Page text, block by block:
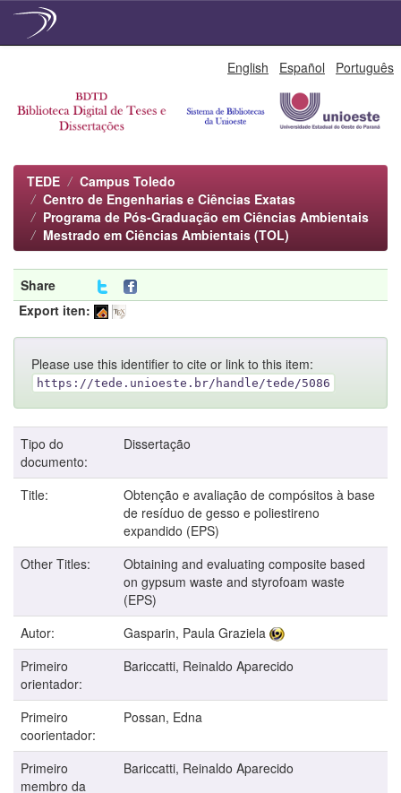
English Español Português
TEDE
Campus Toledo
Centro de Engenharias e Ciências Exatas
Programa de Pós-Graduação em Ciências Ambientais
Mestrado em Ciências Ambientais (TOL)
Share
Export iten:
Please use this identifier to cite or link to this item:
https://tede.unioeste.br/handle/tede/5086
Tipo do
documento:
Dissertação
Title:
Obtenção e avaliação de compósitos à base
de resíduo de gesso e poliestireno
expandido (EPS)
Other Titles:
Obtaining and evaluating composite based
on gypsum waste and styrofoam waste
(EPS)
Autor:
Gasparin, Paula Graziela
Primeiro
orientador:
Bariccatti, Reinaldo Aparecido
Primeiro
coorientador:
Possan, Edna
Primeiro
membro da
Bariccatti, Reinaldo Aparecido